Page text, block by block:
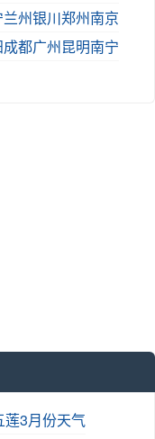
兰州银川郑州南京
成都广州昆明南宁
莲3月份天气